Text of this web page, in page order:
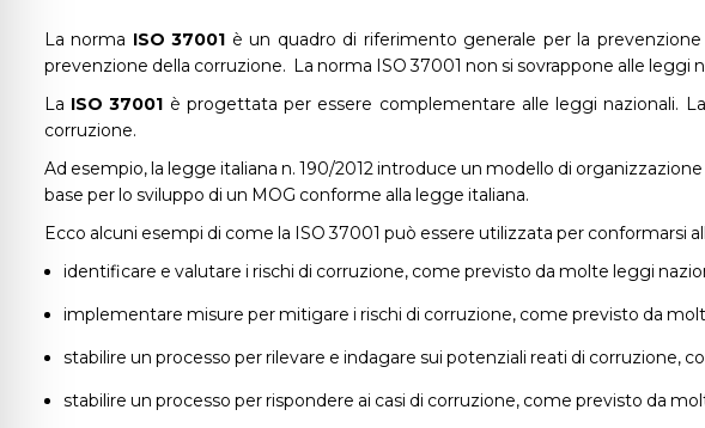
La norma ISO 37001 è un quadro di riferimento generale per la
prevenzione della corruzione. La norma ISO 37001 non si sovrappone alle leggi
La ISO 37001 è progettata per essere complementare alle leggi nazionali.
corruzione.
Ad esempio, la legge italiana n. 190/2012 introduce un modello di
base per lo sviluppo di un MOG conforme alla legge italiana.
Ecco alcuni esempi di come la ISO 37001 può essere utilizzata per conformarsi
identificare e valutare i rischi di corruzione, come previsto da molte leggi
implementare misure per mitigare i rischi di corruzione, come previsto da
stabilire un processo per rilevare e indagare sui potenziali reati di corruzione,
stabilire un processo per rispondere ai casi di corruzione, come previsto da